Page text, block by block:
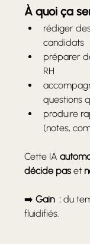
À quoi ça
rédiger
candidats
préparer
RH
questions
produire
(notes,
Cette IA
décide pas et
➡️ Gain  : du
fluidifiés.